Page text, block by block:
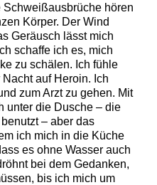
hören
Körper. Der Wind
Geräusch lässt mich
schaffe ich es, mich
zu schälen. Ich fühle
auf Heroin. Ich
zum Arzt zu gehen. Mit
unter die Dusche – die
– aber das
ich mich in die Küche
es ohne Wasser auch
bei dem Gedanken,
bis ich mich um